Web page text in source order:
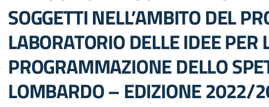
SOGGETTI NELL’AMBITO DEL
LABORATORIO DELLE IDEE
PROGRAMMAZIONE DELLO
LOMBARDO – EDIZIONE 2022/